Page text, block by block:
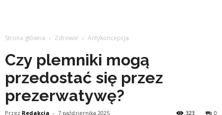
Strona główna Zdrowie Antykoncepcja
Czy plemniki mogą
przedostać się przez
prezerwatywę?
Przez Redakcja - 7 października 2025 0
323